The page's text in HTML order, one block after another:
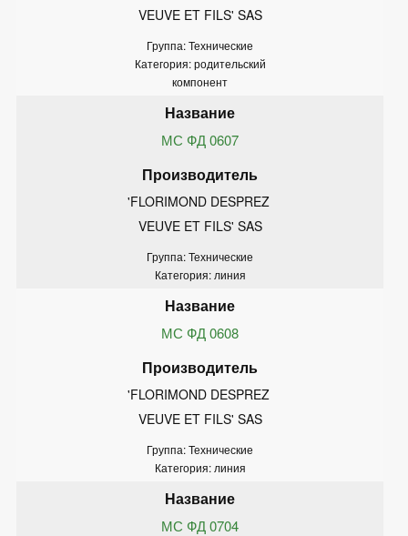
VEUVE ET FILS' SAS
Группа: Технические
Категория: родительский
компонент
МС ФД 0607
'FLORIMOND DESPREZ
VEUVE ET FILS' SAS
Группа: Технические
Категория: линия
МС ФД 0608
'FLORIMOND DESPREZ
VEUVE ET FILS' SAS
Группа: Технические
Категория: линия
МС ФД 0704